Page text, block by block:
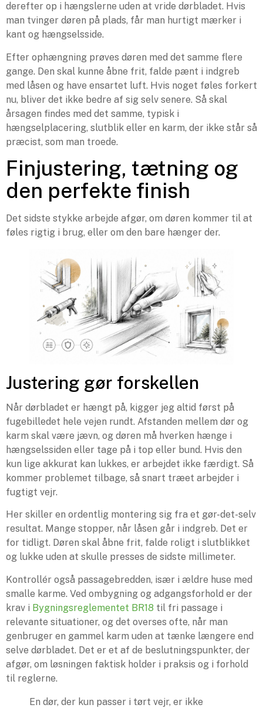
derefter op i hængslerne uden at vride dørbladet. Hvis
man tvinger døren på plads, får man hurtigt mærker i
kant og hængselsside.
Efter ophængning prøves døren med det samme flere
gange. Den skal kunne åbne frit, falde pænt i indgreb
med låsen og have ensartet luft. Hvis noget føles forkert
nu, bliver det ikke bedre af sig selv senere. Så skal
årsagen findes med det samme, typisk i
hængselplacering, slutblik eller en karm, der ikke står så
præcist, som man troede.
Finjustering, tætning og
den perfekte finish
Det sidste stykke arbejde afgør, om døren kommer til at
føles rigtig i brug, eller om den bare hænger der.
Justering gør forskellen
Når dørbladet er hængt på, kigger jeg altid først på
fugebilledet hele vejen rundt. Afstanden mellem dør og
karm skal være jævn, og døren må hverken hænge i
hængselssiden eller tage på i top eller bund. Hvis den
kun lige akkurat kan lukkes, er arbejdet ikke færdigt. Så
kommer problemet tilbage, så snart træet arbejder i
fugtigt vejr.
Her skiller en ordentlig montering sig fra et gør-det-selv
resultat. Mange stopper, når låsen går i indgreb. Det er
for tidligt. Døren skal åbne frit, falde roligt i slutblikket
og lukke uden at skulle presses de sidste millimeter.
Kontrollér også passagebredden, især i ældre huse med
smalle karme. Ved ombygning og adgangsforhold er der
krav i Bygningsreglementet BR18 til fri passage i
relevante situationer, og det overses ofte, når man
genbruger en gammel karm uden at tænke længere end
selve dørbladet. Det er et af de beslutningspunkter, der
afgør, om løsningen faktisk holder i praksis og i forhold
til reglerne.
En dør, der kun passer i tørt vejr, er ikke